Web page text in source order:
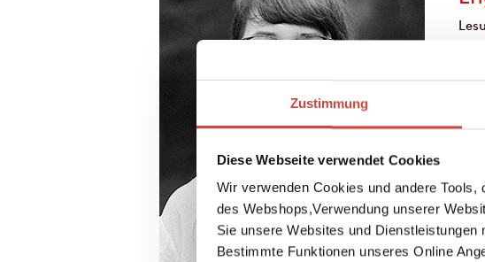
Zustimmung
Diese Webseite verwendet Cookies
Wir verwenden Cookies und andere
des Webshops,Verwendung unserer
Sie unsere Websites und
Bestimmte Funktionen unseres Online
07.